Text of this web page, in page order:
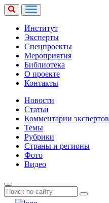
Институт
Эксперты
Спецпроекты
Мероприятия
Библиотека
О проекте
Контакты
Новости
Статьи
Комментарии экспертов
Темы
Рубрики
Страны и регионы
Фото
Видео